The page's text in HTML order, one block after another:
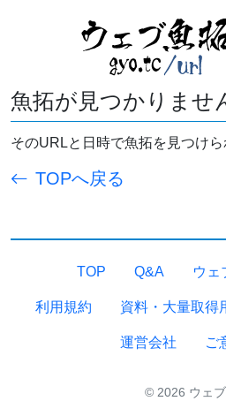
魚拓が見つかりませ
そのURLと日時で魚拓を見つけら
TOPへ戻る
TOP Q&A ウェ
利用規約 資料・大量取得
運営会社 ご
© 2026 ウェ